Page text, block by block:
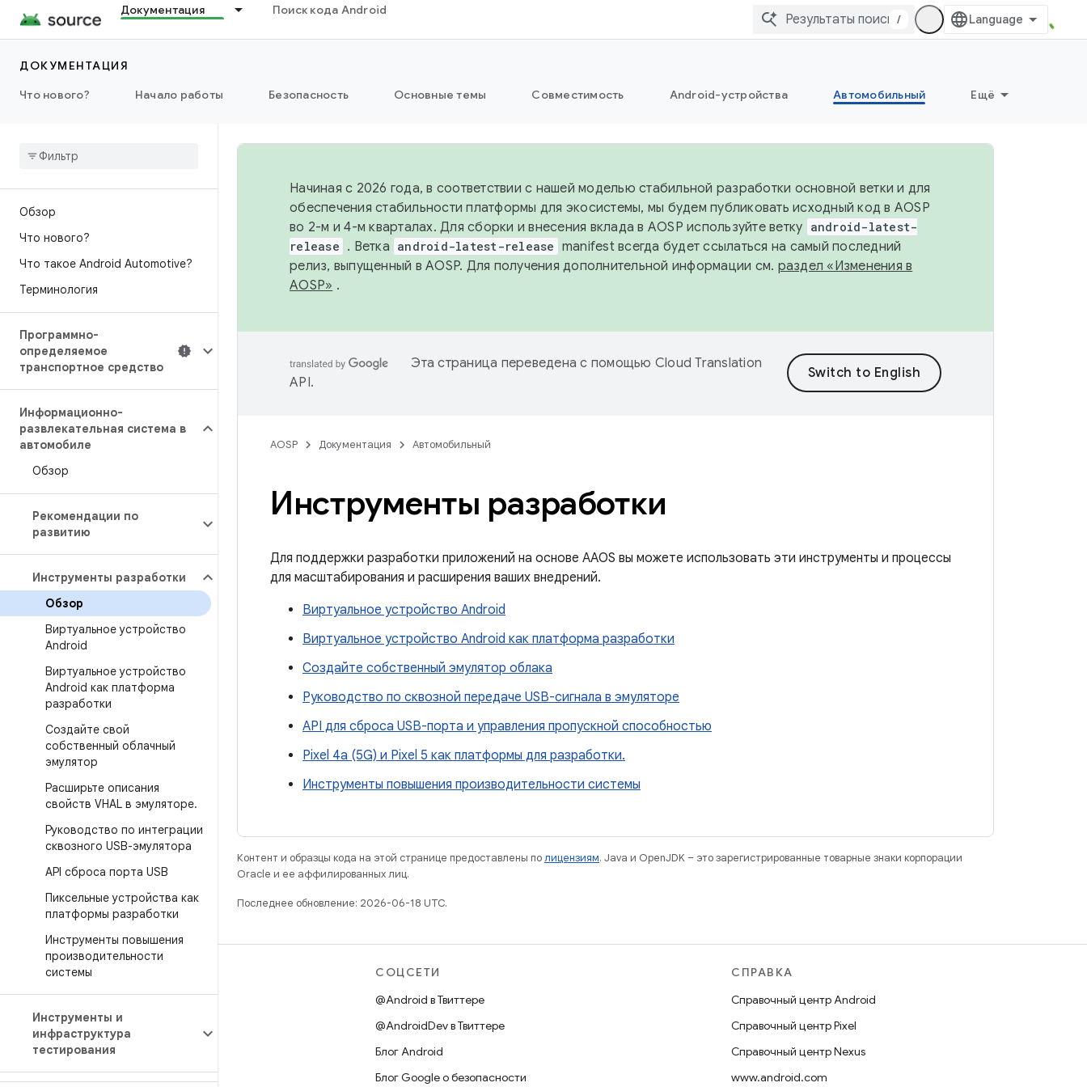
Документация Поиск кода Android
/
ДОКУМЕНТАЦИЯ
Что нового?
Начало работы Безопасность Основные темы Совместимость Android-устройства Автомобильный Ещё
Обзор
Что нового?
Что такое Android Automotive?
Терминология
Программно-
определяемое
транспортное средство
Информационно-
развлекательная система в
автомобиле
Обзор
Рекомендации по
развитию
Инструменты разработки
Обзор
Виртуальное устройство
Android
Виртуальное устройство
Android как платформа
разработки
Создайте свой
собственный облачный
эмулятор
Расширьте описания
свойств VHAL в эмуляторе.
Руководство по интеграции
сквозного USB-эмулятора
API сброса порта USB
Пиксельные устройства как
платформы разработки
Инструменты повышения
производительности
системы
Инструменты и
инфраструктура
тестирования
Начиная с 2026 года, в соответствии с нашей моделью стабильной разработки основной ветки и для
обеспечения стабильности платформы для экосистемы, мы будем публиковать исходный код в AOSP
во 2-м и 4-м кварталах. Для сборки и внесения вклада в AOSP используйте ветку android-latest-
release . Ветка android-latest-release manifest всегда будет ссылаться на самый последний
релиз, выпущенный в AOSP. Для получения дополнительной информации см. раздел «Изменения в
AOSP» .
Эта страница переведена с помощью Cloud Translation
API.
AOSP Документация Автомобильный
Инструменты разработки
Для поддержки разработки приложений на основе AAOS вы можете использовать эти инструменты и процессы
для масштабирования и расширения ваших внедрений.
Виртуальное устройство Android
Виртуальное устройство Android как платформа разработки
Создайте собственный эмулятор облака
Руководство по сквозной передаче USB-сигнала в эмуляторе
API для сброса USB-порта и управления пропускной способностью
Pixel 4a (5G) и Pixel 5 как платформы для разработки.
Инструменты повышения производительности системы
Контент и образцы кода на этой странице предоставлены полицензиям. Java и OpenJDK – это зарегистрированные товарные знаки корпорации
Oracle и ее аффилированных лиц.
Последнее обновление: 2026-06-18 UTC.
РАЗРАБОТКА
Хранилище Android Repository
Требования
Как скачать код
Предпросмотр исполняемых файлов
СОЦСЕТИ
@Android в Твиттере
@AndroidDev в Твиттере
Блог Android
Блог Google о безопасности
СПРАВКА
Справочный центр Android
Справочный центр Pixel
Справочный центр Nexus
www.android.com